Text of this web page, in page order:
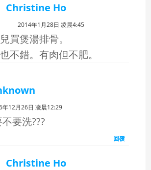
Christine Ho
2014年1月28日 凌晨4:45
買煲湯排骨。
不錯。有肉但不肥。
年12月26日 凌晨12:29
要洗???
回覆
Christine Ho